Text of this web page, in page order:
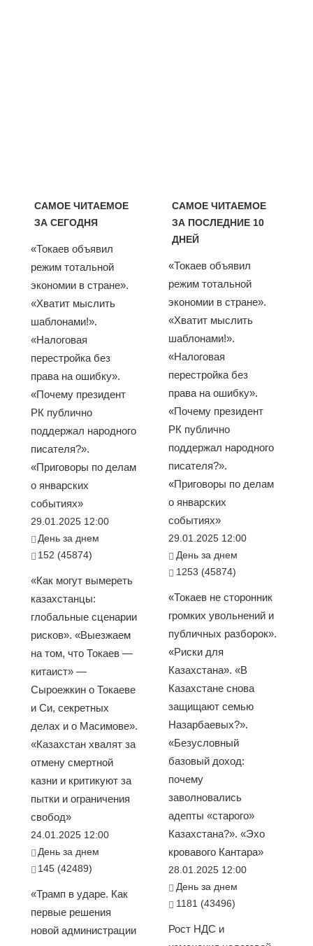
САМОЕ ЧИТАЕМОЕ
ЗА СЕГОДНЯ
«Токаев объявил
режим тотальной
экономии в стране».
«Хватит мыслить
шаблонами!».
«Налоговая
перестройка без
права на ошибку».
«Почему президент
РК публично
поддержал народного
писателя?».
«Приговоры по делам
о январских
событиях»
29.01.2025 12:00
День за днем
152 (45874)
«Как могут вымереть
казахстанцы:
глобальные сценарии
рисков». «Выезжаем
на том, что Токаев —
китаист» —
Сыроежкин о Токаеве
и Си, секретных
делах и о Масимове».
«Казахстан хвалят за
отмену смертной
казни и критикуют за
пытки и ограничения
свобод»
24.01.2025 12:00
День за днем
145 (42489)
«Трамп в ударе. Как
первые решения
новой администрации
САМОЕ ЧИТАЕМОЕ
ЗА ПОСЛЕДНИЕ 10
ДНЕЙ
«Токаев объявил
режим тотальной
экономии в стране».
«Хватит мыслить
шаблонами!».
«Налоговая
перестройка без
права на ошибку».
«Почему президент
РК публично
поддержал народного
писателя?».
«Приговоры по делам
о январских
событиях»
29.01.2025 12:00
День за днем
1253 (45874)
«Токаев не сторонник
громких увольнений и
публичных разборок».
«Риски для
Казахстана». «В
Казахстане снова
защищают семью
Назарбаевых?».
«Безусловный
базовый доход:
почему
заволновались
адепты «старого»
Казахстана?». «Эхо
кровавого Кантара»
28.01.2025 12:00
День за днем
1181 (43496)
Рост НДС и